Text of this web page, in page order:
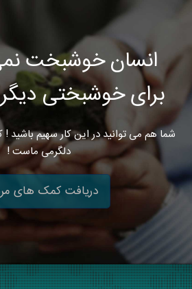
انسان خوشبخت
برای خوشبختی
شما هم می توانید در این کار سهیم
دلگرمی ماست !
دریافت کمک های